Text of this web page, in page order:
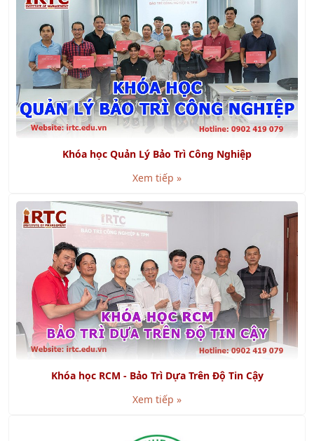
Khóa học Quản Lý Bảo Trì Công Nghiệp
Xem tiếp »
Khóa học RCM - Bảo Trì Dựa Trên Độ Tin Cậy
Xem tiếp »